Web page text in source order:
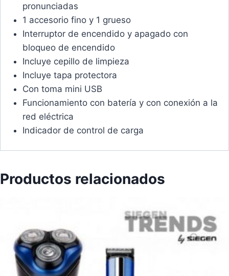
pronunciadas
1 accesorio fino y 1 grueso
Interruptor de encendido y apagado con
bloqueo de encendido
Incluye cepillo de limpieza
Incluye tapa protectora
Con toma mini USB
Funcionamiento con batería y con conexión a la
red eléctrica
Indicador de control de carga
Productos relacionados